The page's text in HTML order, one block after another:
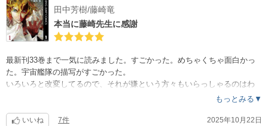
田中芳樹/藤崎竜
本当に藤崎先生に感謝
最新刊33巻まで一気に読みました。すごかった。めちゃくちゃ面白かっ
た。宇宙艦隊の描写がすごかった。
いろいろと改変してるので、それが嫌という方々もいらっしゃるのはわ
かります。でも、あのとんでもなく長い原作をもう後ちょっとで完結と
しかありません。
もっとみる▼
いいね 7件 2025年10月22日